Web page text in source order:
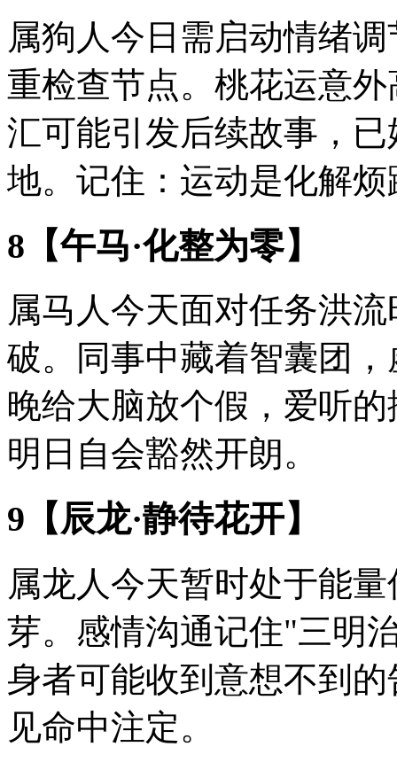
属狗人今日需启动情绪
重检查节点。桃花运意
汇可能引发后续故事，
地。记住：运动是化解
8【午马·化整为零】
属马人今天面对任务洪
破。同事中藏着智囊团
晚给大脑放个假，爱听
明日自会豁然开朗。
9【辰龙·静待花开】
属龙人今天暂时处于能
芽。感情沟通记住"三明
身者可能收到意想不到
见命中注定。